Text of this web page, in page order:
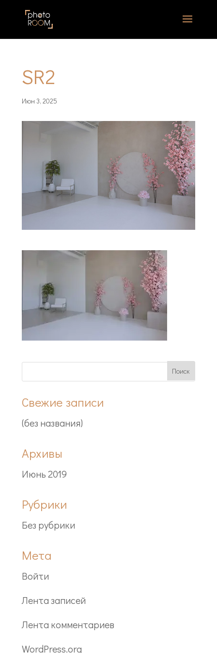
SR2
Июн 3, 2025
Свежие записи
(без названия)
Архивы
Июнь 2019
Рубрики
Без рубрики
Мета
Войти
Лента записей
Лента комментариев
WordPress.org